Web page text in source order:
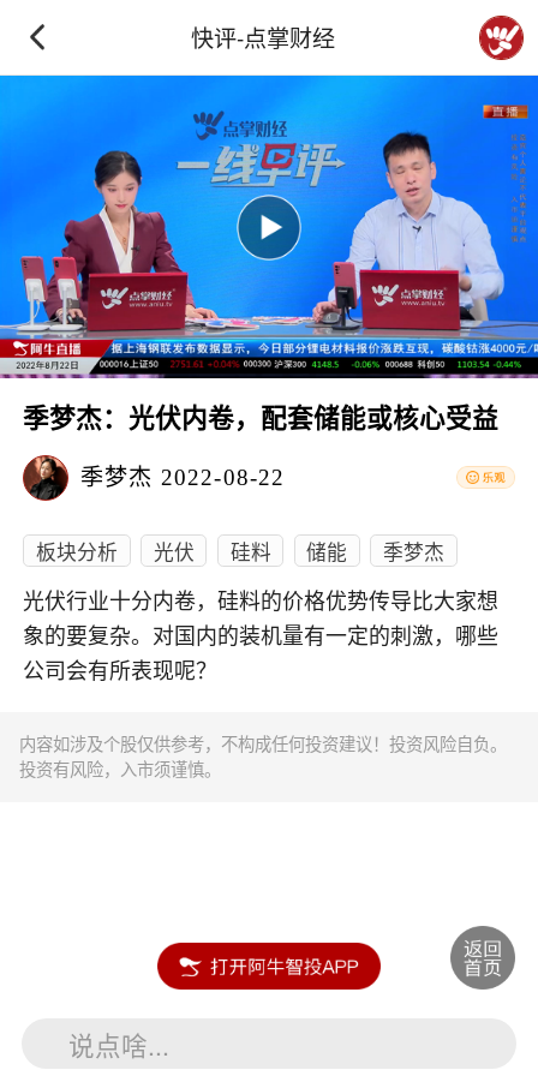
快评-点掌财经
季梦杰：光伏内卷，配套储能或核心受益
季梦杰 2022-08-22
板块分析 光伏 硅料 储能 季梦杰
光伏行业十分内卷，硅料的价格优势传导比大家想
象的要复杂。对国内的装机量有一定的刺激，哪些
公司会有所表现呢？
内容如涉及个股仅供参考，不构成任何投资建议！投资风险自负。
投资有风险，入市须谨慎。
说点啥...